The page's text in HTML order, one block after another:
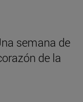
semana de
de la